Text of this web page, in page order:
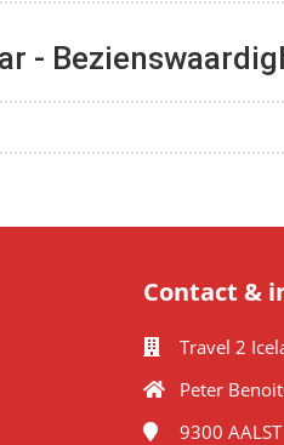
-
Contact &
Travel 2
Peter
9300 AALST